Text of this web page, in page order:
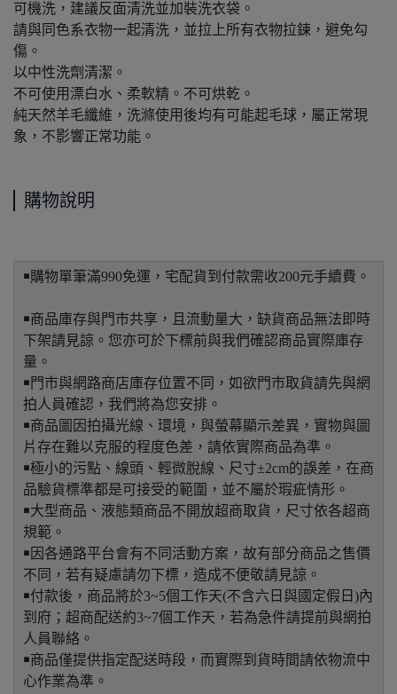
可機洗，建議反面清洗並加裝洗衣袋。
請與同色系衣物一起清洗，並拉上所有衣物拉鍊，避免勾
傷。
以中性洗劑清潔。
不可使用漂白水、柔軟精。不可烘乾。
純天然羊毛纖維，洗滌使用後均有可能起毛球，屬正常現
象，不影響正常功能。
購物說明
￭購物單筆滿990免運，宅配貨到付款需收200元手續費。
￭商品庫存與門市共享，且流動量大，缺貨商品無法即時
下架請見諒。您亦可於下標前與我們確認商品實際庫存
量。
￭門市與網路商店庫存位置不同，如欲門市取貨請先與網
拍人員確認，我們將為您安排。
￭商品圖因拍攝光線、環境，與螢幕顯示差異，實物與圖
片存在難以克服的程度色差，請依實際商品為準。
￭極小的污點、線頭、輕微脫線、尺寸±2cm的誤差，在商
品驗貨標準都是可接受的範圍，並不屬於瑕疵情形。
￭大型商品、液態類商品不開放超商取貨，尺寸依各超商
規範。
￭因各通路平台會有不同活動方案，故有部分商品之售價
不同，若有疑慮請勿下標，造成不便敬請見諒。
￭付款後，商品將於3~5個工作天(不含六日與國定假日)內
到府；超商配送約3~7個工作天，若為急件請提前與網拍
人員聯絡。
￭商品僅提供指定配送時段，而實際到貨時間請依物流中
心作業為準。